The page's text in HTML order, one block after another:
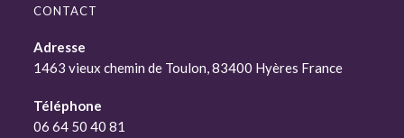
CONTACT
Adresse
1463 vieux chemin de Toulon, 83400 Hyères France
Téléphone
06 64 50 40 81